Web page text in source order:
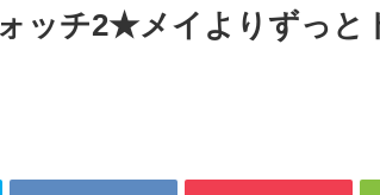
ッチ2★メイよりずっと